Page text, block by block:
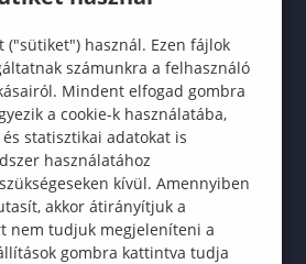
("sütiket") használ. Ezen fájlok
számunkra a felhasználó
Mindent elfogad gombra
a cookie-k használatába,
statisztikai adatokat is
használatához
kívül. Amennyiben
akkor átirányítjuk a
nem tudjuk megjeleníteni a
gombra kattintva tudja